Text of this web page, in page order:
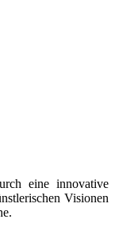
eine innovative
Visionen